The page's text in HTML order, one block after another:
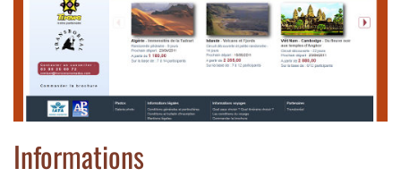
Informations